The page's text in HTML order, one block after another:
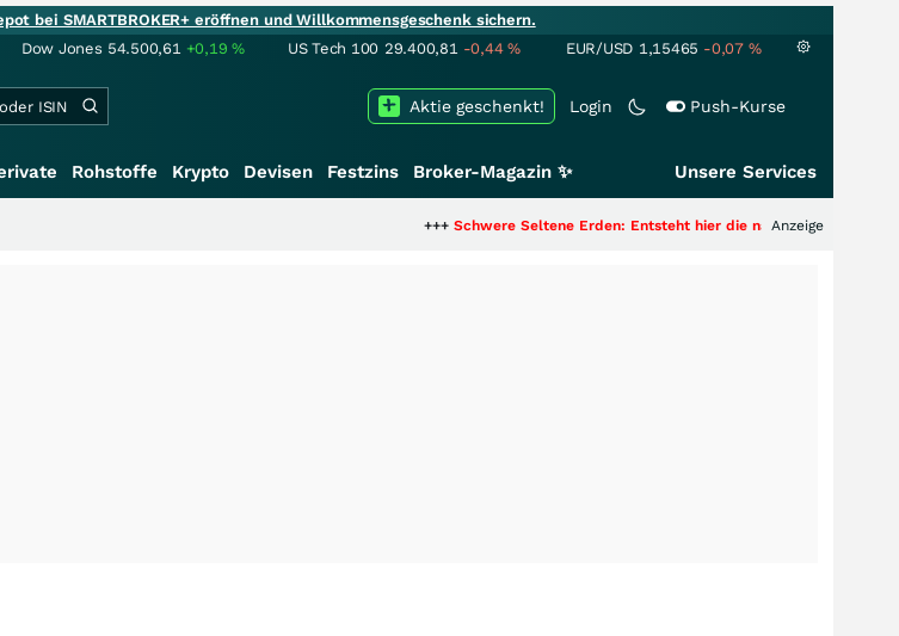
bei SMARTBROKER+ eröffnen und Willkommensgeschenk sichern.
Dow Jones 54.500,61 +0,19% US Tech 100 29.400,81 -0,44% EUR/USD 1,15465 -0,07 %
Login Push-Kurse
Aktie geschenkt!
Rohstoffe Krypto Devisen Festzins Broker-Magazin ✨ Unsere Services
Schwere Seltene Erden: Entsteht hier die nächste Milliardenstory?
Anzeige